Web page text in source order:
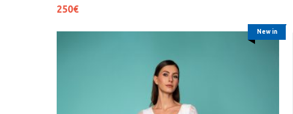
250€
New in